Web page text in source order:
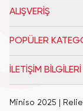
ALIŞVERİŞ
POPÜLER
İLETİŞİM BİLGİLERİ
Miniso 2025 |